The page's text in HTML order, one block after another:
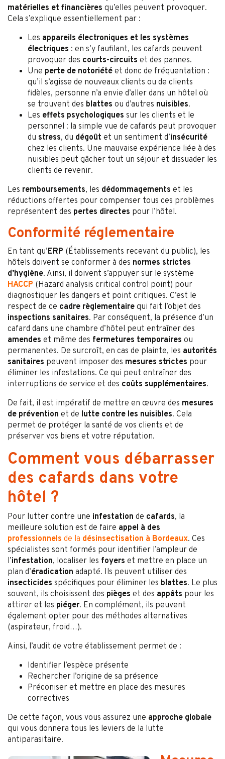
matérielles et financières qu’elles peuvent provoquer.
Cela s’explique essentiellement par :
Les appareils électroniques et les systèmes
électriques : en s’y faufilant, les cafards peuvent
provoquer des courts-circuits et des pannes.
Une perte de notoriété et donc de fréquentation :
qu’il s’agisse de nouveaux clients ou de clients
fidèles, personne n’a envie d’aller dans un hôtel où
se trouvent des blattes ou d’autres nuisibles.
Les effets psychologiques sur les clients et le
personnel : la simple vue de cafards peut provoquer
du stress, du dégoût et un sentiment d’insécurité
chez les clients. Une mauvaise expérience liée à des
nuisibles peut gâcher tout un séjour et dissuader les
clients de revenir.
Les remboursements, les dédommagements et les
réductions offertes pour compenser tous ces problèmes
représentent des pertes directes pour l’hôtel.
Conformité réglementaire
En tant qu’ERP (Établissements recevant du public), les
hôtels doivent se conformer à des normes strictes
d’hygiène. Ainsi, il doivent s’appuyer sur le système
HACCP (Hazard analysis critical control point) pour
diagnostiquer les dangers et point critiques. C’est le
respect de ce cadre règlementaire qui fait l’objet des
inspections sanitaires. Par conséquent, la présence d’un
cafard dans une chambre d’hôtel peut entraîner des
amendes et même des fermetures temporaires ou
permanentes. De surcroît, en cas de plainte, les autorités
sanitaires peuvent imposer des mesures strictes pour
éliminer les infestations. Ce qui peut entraîner des
interruptions de service et des coûts supplémentaires.
De fait, il est impératif de mettre en œuvre des mesures
de prévention et de lutte contre les nuisibles. Cela
permet de protéger la santé de vos clients et de
préserver vos biens et votre réputation.
Comment vous débarrasser
des cafards dans votre
hôtel ?
Pour lutter contre une infestation de cafards, la
meilleure solution est de faire appel à des
professionnels de la désinsectisation à Bordeaux. Ces
spécialistes sont formés pour identifier l’ampleur de
l’infestation, localiser les foyers et mettre en place un
plan d’éradication adapté. Ils peuvent utiliser des
insecticides spécifiques pour éliminer les blattes. Le plus
souvent, ils choisissent des pièges et des appâts pour les
attirer et les piéger. En complément, ils peuvent
également opter pour des méthodes alternatives
(aspirateur, froid…).
Ainsi, l’audit de votre établissement permet de :
Identifier l’espèce présente
Rechercher l’origine de sa présence
Préconiser et mettre en place des mesures
correctives
De cette façon, vous vous assurez une approche globale
qui vous donnera tous les leviers de la lutte
antiparasitaire.